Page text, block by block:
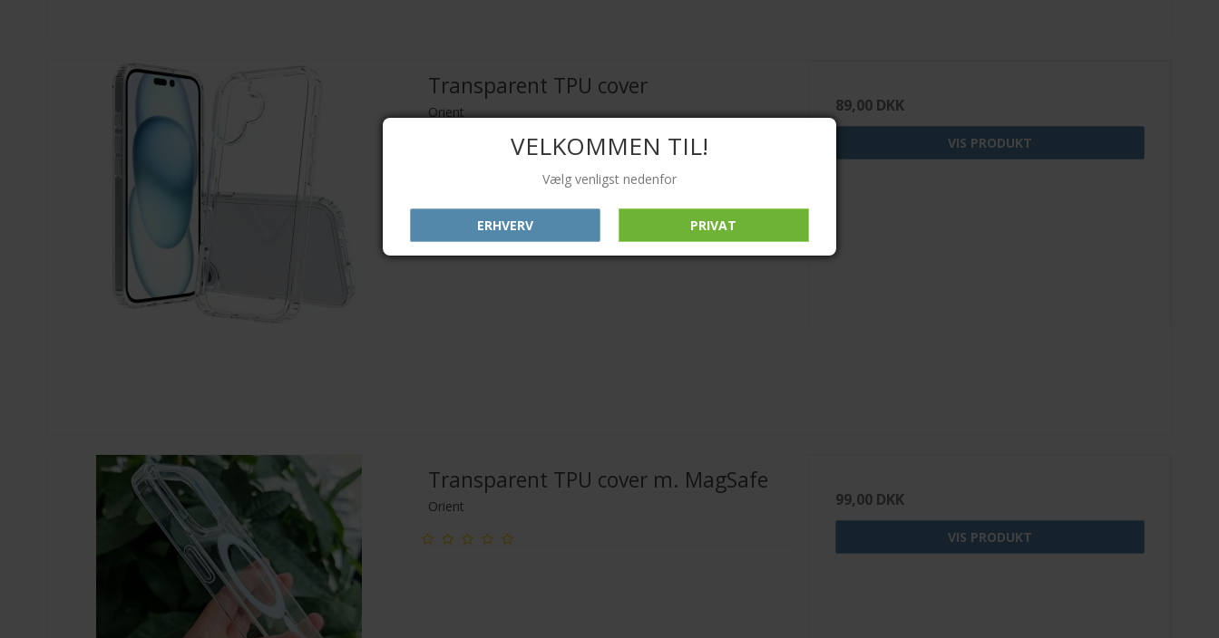
Transparent TPU cover
Orient 89,00 DKK
VIS PRODUKT
Transparent TPU cover m. MagSafe
Orient 99,00 DKK
VIS PRODUKT
VELKOMMEN TIL!
Vælg venligst nedenfor
ERHVERV PRIVAT